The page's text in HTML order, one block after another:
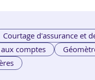
Courtage d'assurance et
comptes